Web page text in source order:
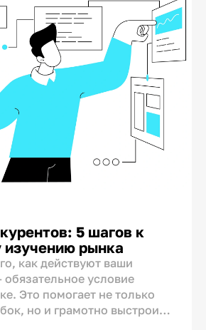
высокую
клиентов.
5 шагов к
рынка
как действуют ваши
условие
Это помогает не только
но и грамотно выстроить